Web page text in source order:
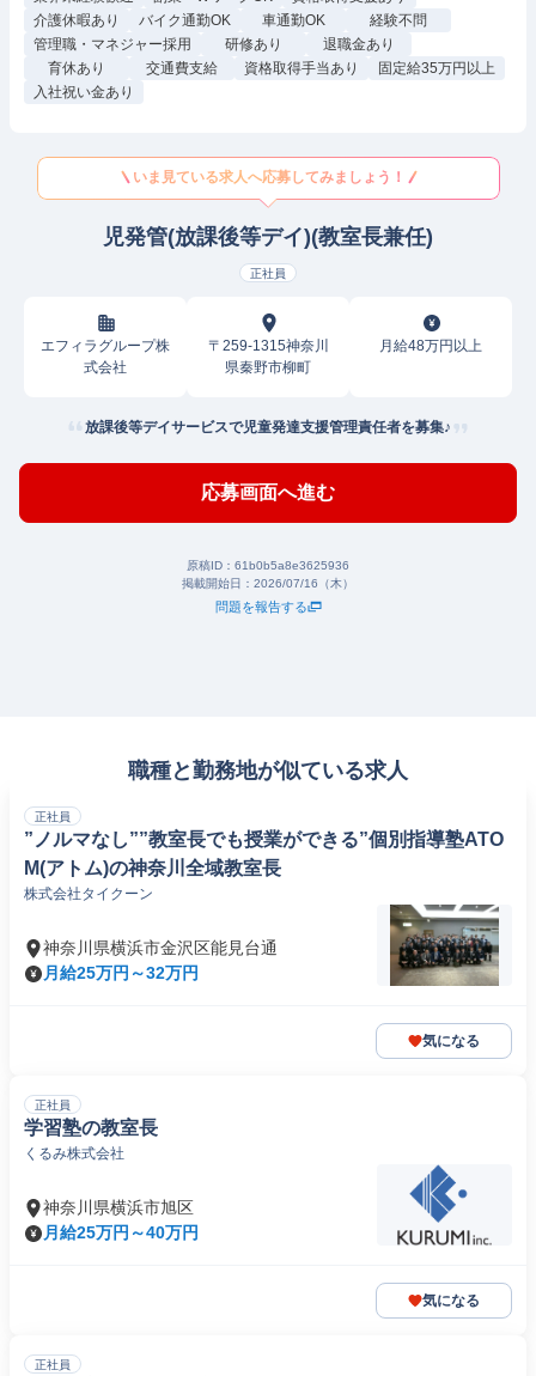
介護休暇あり
バイク通勤OK 車通勤OK
経験不問
管理職・マネジャー採用
研修あり
退職金あり
育休あり
交通費支給 資格取得手当あり
固定給35万円以上
入社祝い金あり
いま見ている求人へ応募してみましょう！
児発管(放課後等デイ)(教室長兼任)
正社員
エフィラグループ株
式会社
〒259-1315神奈川
県秦野市柳町
月給48万円以上
放課後等デイサービスで児童発達支援管理責任者を募集♪
応募画面へ進む
原稿ID： 61b0b5a8e3625936
掲載開始日： 2026/07/16（木）
問題を報告する
職種と勤務地が似ている求人
正社員
”ノルマなし””教室長でも授業ができる”個別指導塾ATO
M(アトム)の神奈川全域教室長
株式会社タイクーン
神奈川県横浜市金沢区能見台通
月給25万円～32万円
気になる
正社員
学習塾の教室長
くるみ株式会社
神奈川県横浜市旭区
月給25万円～40万円
気になる
正社員